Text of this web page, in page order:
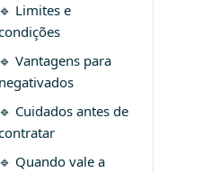
🔹 Limites e
🔹 Vantagens para
negativados
🔹 Cuidados antes de
🔹 Quando vale a